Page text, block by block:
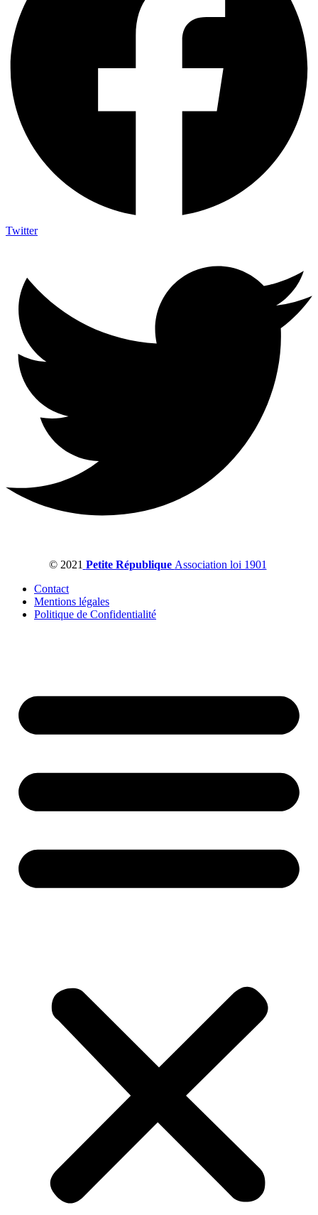
Twitter
© 2021 Petite République Association loi 1901
Contact
Mentions légales
Politique de Confidentialité